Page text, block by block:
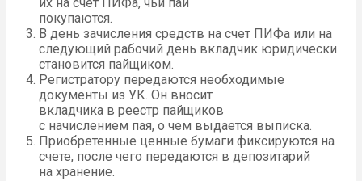
их на счет ПИФа, чьи паи
покупаются.
В день зачисления средств на счет ПИФа или на
следующий рабочий день вкладчик юридически
становится пайщиком.
Регистратору передаются необходимые
документы из УК. Он вносит
вкладчика в реестр пайщиков
с начислением пая, о чем выдается выписка.
Приобретенные ценные бумаги фиксируются на
счете, после чего передаются в депозитарий
на хранение.